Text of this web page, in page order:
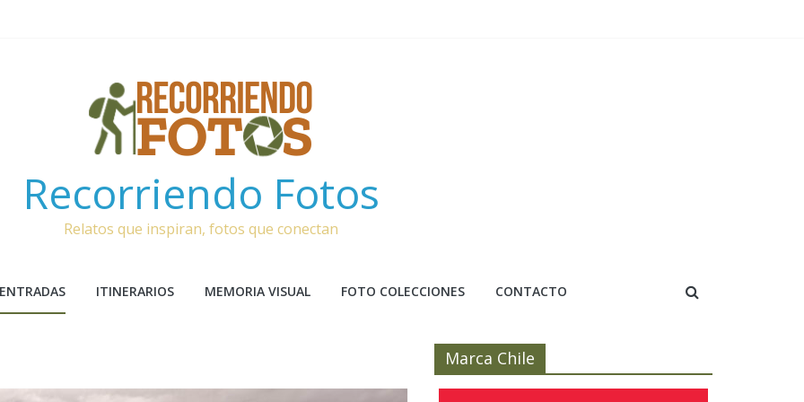
Recorriendo Fotos
Relatos que inspiran, fotos que conectan
ITINERARIOS MEMORIA VISUAL FOTO COLECCIONES CONTACTO
Marca Chile